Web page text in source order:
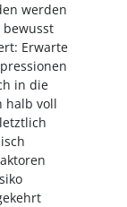
werden
Erwarte
in die
halb voll